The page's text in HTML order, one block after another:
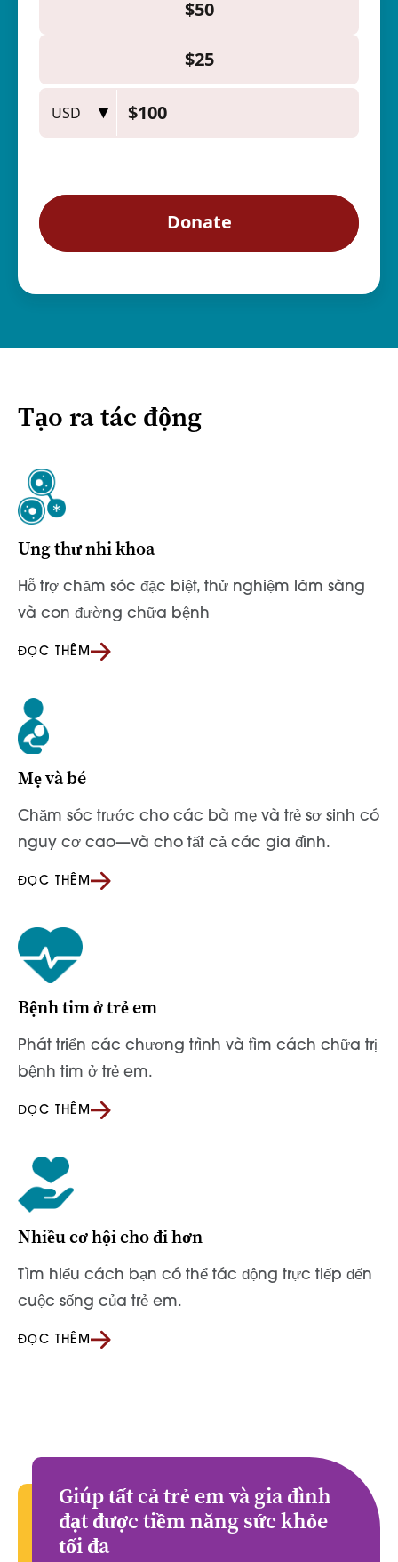
Tạo ra tác động
Ung thư nhi khoa
Hỗ trợ chăm sóc đặc biệt, thử nghiệm lâm sàng
và con đường chữa bệnh
ĐỌC THÊM
Mẹ và bé
Chăm sóc trước cho các bà mẹ và trẻ sơ sinh có
nguy cơ cao—và cho tất cả các gia đình.
ĐỌC THÊM
Bệnh tim ở trẻ em
Phát triển các chương trình và tìm cách chữa trị
bệnh tim ở trẻ em.
ĐỌC THÊM
Nhiều cơ hội cho đi hơn
Tìm hiểu cách bạn có thể tác động trực tiếp đến
cuộc sống của trẻ em.
ĐỌC THÊM
Giúp tất cả trẻ em và gia đình
đạt được tiềm năng sức khỏe
tối đa